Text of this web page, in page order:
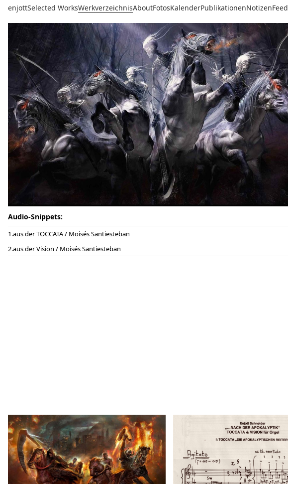
enjottSelected WorksWerkverzeichnisAboutFotosKalenderPublikationenNotizenFeed
Audio-Snippets:
aus der TOCCATA / Moisés Santiesteban
aus der Vision / Moisés Santiesteban